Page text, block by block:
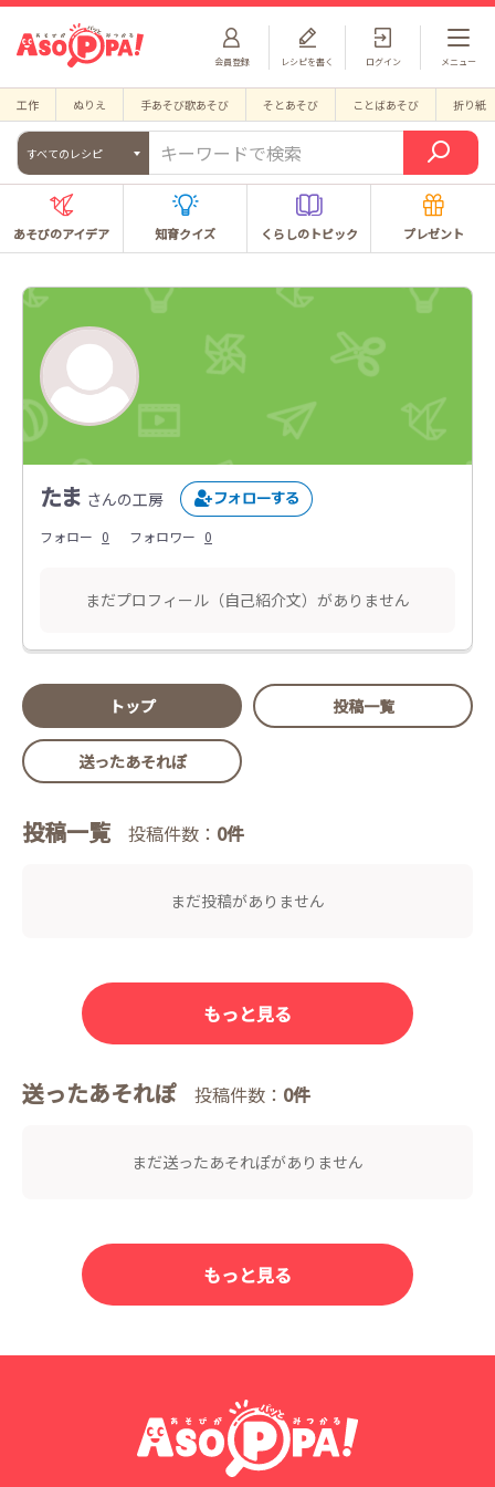
会員登録 ログイン
レシピを書く メニュー
工作 ぬりえ 手あそび歌あそび そとあそび ことばあそび 折り紙
すべてのレシピ
あそびのアイデア 知育クイズ くらしのトピック プレゼント
たま さんの工房
フォロー 0 フォロワー 0
まだプロフィール（自己紹介文）がありません
トップ 投稿一覧
送ったあそれぽ
投稿一覧 投稿件数： 0件
まだ投稿がありません
もっと見る
送ったあそれぽ 投稿件数： 0件
まだ送ったあそれぽがありません
もっと見る